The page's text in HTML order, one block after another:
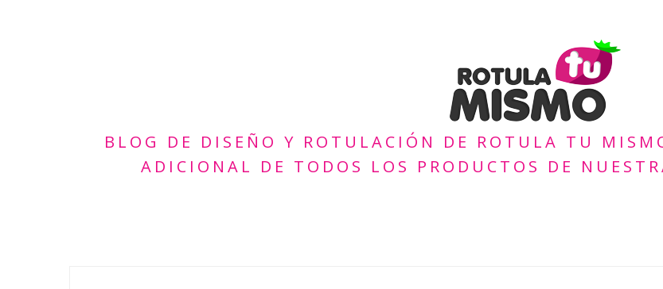
BLOG DE DISEÑO Y ROTULACIÓN DE ROTULA TU
ADICIONAL DE TODOS LOS PRODUCTOS DE